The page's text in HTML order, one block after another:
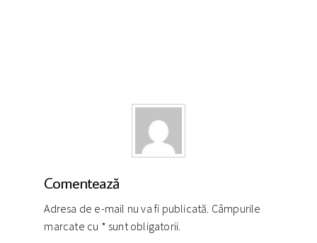
Comentează
Adresa de e-mail nu va fi publicată. Câmpurile
marcate cu * sunt obligatorii.